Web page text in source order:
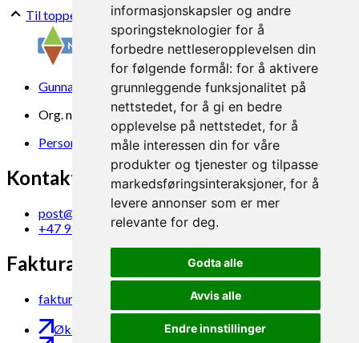
informasjonskapsler og andre
sporingsteknologier for å
forbedre nettleseropplevelsen din
for følgende formål: for å aktivere
grunnleggende funksjonalitet på
nettstedet, for å gi en bedre
opplevelse på nettstedet, for å
måle interessen din for våre
produkter og tjenester og tilpasse
markedsføringsinteraksjoner, for å
levere annonser som er mer
relevante for deg.
Godta alle
Avvis alle
Endre innstillinger
Til toppen
Gunnars veg 6, 6630 Tingvoll
Org. nr. 969 840 383
Personvern
Kontakt oss
post@norsok.no
+47 930 09 884
Fakturamottak
faktura@norsok.no
Økobloggen